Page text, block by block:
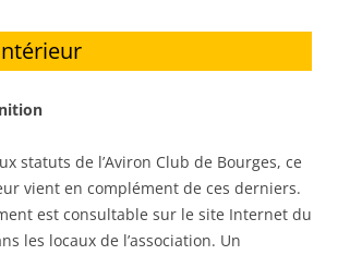
statuts de l’Aviron Club de Bourges, ce
vient en complément de ces derniers.
est consultable sur le site Internet du
les locaux de l’association. Un